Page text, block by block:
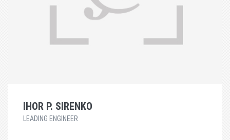
IHOR P. SIRENKO
LEADING ENGINEER